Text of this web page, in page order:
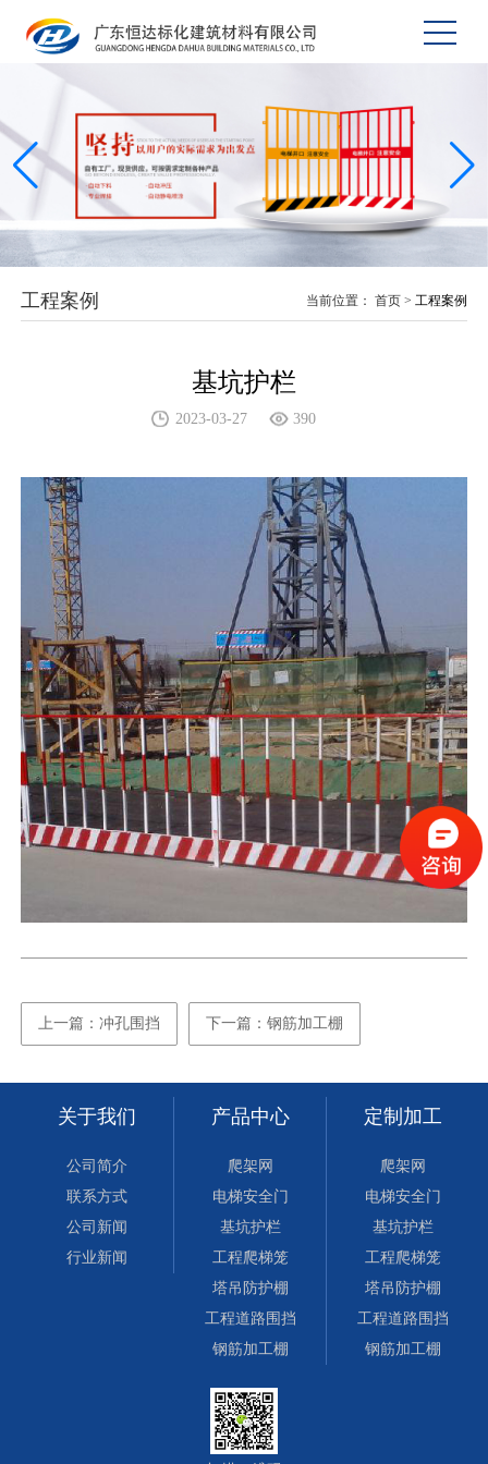
工程案例 当前位置： 首页 > 工程案例
基坑护栏
2023-03-27 390
上一篇：冲孔围挡 下一篇：钢筋加工棚
关于我们
公司简介
联系方式
公司新闻
行业新闻
产品中心
爬架网
电梯安全门
基坑护栏
工程爬梯笼
塔吊防护棚
工程道路围挡
钢筋加工棚
定制加工
爬架网
电梯安全门
基坑护栏
工程爬梯笼
塔吊防护棚
工程道路围挡
钢筋加工棚